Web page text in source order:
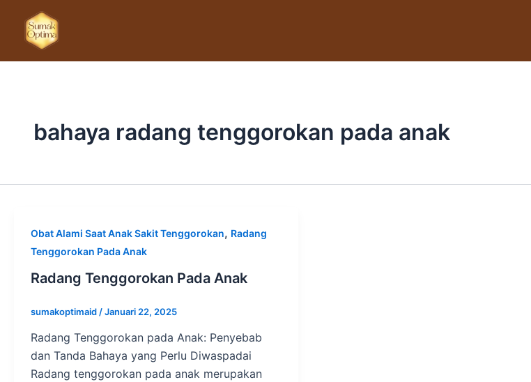
konten
bahaya radang tenggorokan pada anak
Obat Alami Saat Anak Sakit Tenggorokan, Radang
Tenggorokan Pada Anak
Radang Tenggorokan Pada Anak
sumakoptimaid /Januari 22, 2025
Radang Tenggorokan pada Anak: Penyebab
dan Tanda Bahaya yang Perlu Diwaspadai
Radang tenggorokan pada anak merupakan